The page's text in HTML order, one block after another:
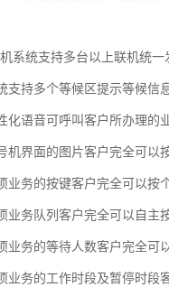
系统支持多台以上联机统一
支持多个等候区提示等候信
化语音可呼叫客户所办理的
机界面的图片客户完全可以
业务的按键客户完全可以按
业务队列客户完全可以自主
业务的等待人数客户完全可
业务的工作时段及暂停时段